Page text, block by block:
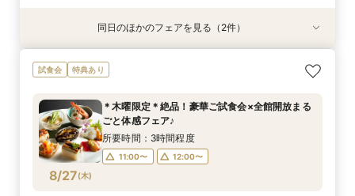
8/26(水)
≪はじめての見学☆≫90分でショート相談会
【特典付き♪】
12:00〜
14:00〜
15:00〜
16:00〜
8/26(水)
〈平日限定♪〉＊1600坪の庭園美＆邸宅＊【全館
見学ツアー】
12:00〜
15:00〜
17:00〜
18:00〜
同日のほかのフェアを見る（2件）
試食会 特典あり
8/27(木)
＊木曜限定＊絶品！豪華ご試食会×全館開放まる
ごと体感フェア♪
所要時間：3時間程度
11:00〜 12:00〜